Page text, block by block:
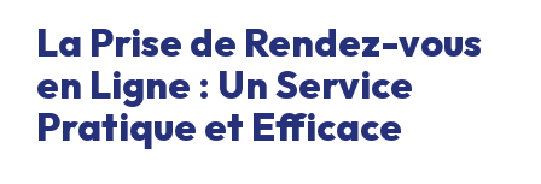
La Prise de Rendez-vous
en Ligne : Un Service
Pratique et Efficace